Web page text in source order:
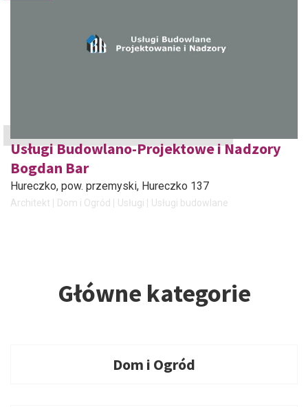
Usługi Budowlano-Projektowe i Nadzory
Bogdan Bar
Hureczko, pow. przemyski, Hureczko 137
Architekt Dom i Ogród Usługi Usługi budowlane
Główne kategorie
Dom i Ogród